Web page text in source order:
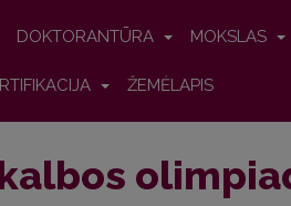
DOKTORANTŪRA MOKSLAS
ŽEMĖLAPIS